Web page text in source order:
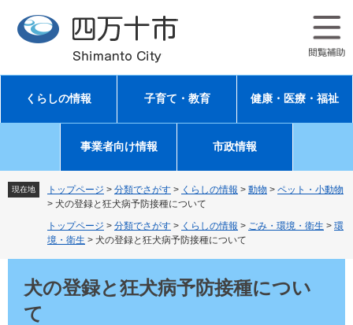
先
す
を
し
文
くらしの情報 子育て・教育 健康・医療・福祉
事業者向け情報 市政情報
現在地 トップページ > 分類でさがす > くらしの情報 > 動物 > ペット・小動物
> 犬の登録と狂犬病予防接種について
トップページ > 分類でさがす > くらしの情報 > ごみ・環境・衛生 > 環
境・衛生 > 犬の登録と狂犬病予防接種について
犬の登録と狂犬病予防接種につい
て